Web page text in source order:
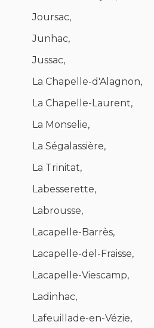
Joursac,
Junhac,
Jussac,
La Chapelle-d'Alagnon,
La Chapelle-Laurent,
La Monselie,
La Ségalassière,
La Trinitat,
Labesserette,
Labrousse,
Lacapelle-Barrès,
Lacapelle-del-Fraisse,
Lacapelle-Viescamp,
Ladinhac,
Lafeuillade-en-Vézie,